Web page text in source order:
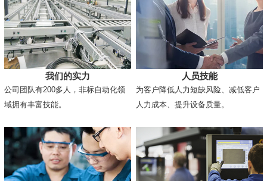
我们的实力
公司团队有200多人，非标自动化领
域拥有丰富技能。
人员技能
为客户降低人力短缺风险、减低客户
人力成本、提升设备质量。